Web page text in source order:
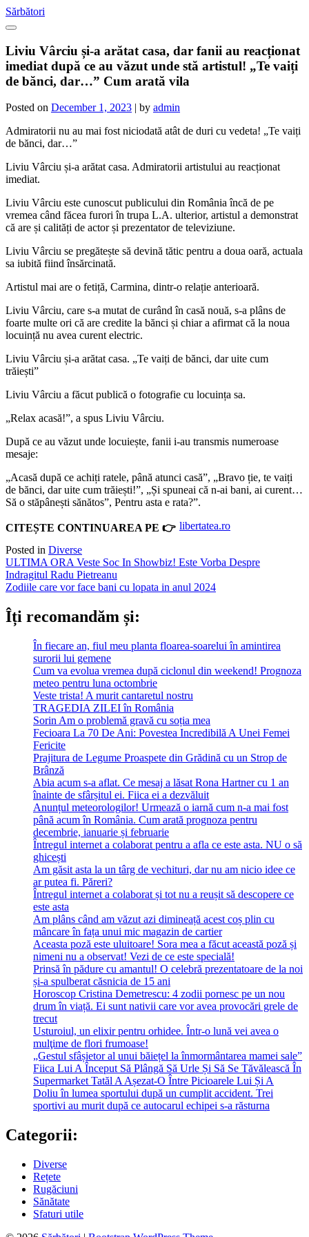
Skip
to
Sărbători
Liviu Vârciu și-a arătat casa, dar fanii au reacționat
imediat după ce au văzut unde stă artistul! „Te vaiți
de bănci, dar…” Cum arată vila
Posted on December 1, 2023 | by admin
Admiratorii nu au mai fost niciodată atât de duri cu vedeta! „Te vaiți
de bănci, dar…”
Liviu Vârciu și-a arătat casa. Admiratorii artistului au reacționat
imediat.
Liviu Vârciu este cunoscut publicului din România încă de pe
vremea când făcea furori în trupa L.A. ulterior, artistul a demonstrat
că are și calități de actor și prezentator de televiziune.
Liviu Vârciu se pregătește să devină tătic pentru a doua oară, actuala
sa iubită fiind însărcinată.
Artistul mai are o fetiță, Carmina, dintr-o relație anterioară.
Liviu Vârciu, care s-a mutat de curând în casă nouă, s-a plâns de
foarte multe ori că are credite la bănci și chiar a afirmat că la noua
locuință nu avea curent electric.
Liviu Vârciu și-a arătat casa. „Te vaiți de bănci, dar uite cum
trăiești”
Liviu Vârciu a făcut publică o fotografie cu locuința sa.
„Relax acasă!”, a spus Liviu Vârciu.
După ce au văzut unde locuiește, fanii i-au transmis numeroase
mesaje:
„Acasă după ce achiți ratele, până atunci casă”, „Bravo ție, te vaiți
de bănci, dar uite cum trăiești!”, „Și spuneai că n-ai bani, ai curent…
Să o stăpânești sănătos”, Pentru asta e rata?”.
CITEȘTE CONTINUAREA PE 👉 libertatea.ro
Posted in Diverse
Post
navigation
ULTIMA ORA Veste Soc In Showbiz! Este Vorba Despre
Indragitul Radu Pietreanu
Zodiile care vor face bani cu lopata in anul 2024
Îți recomandăm și:
În fiecare an, fiul meu planta floarea-soarelui în amintirea
surorii lui gemene
Cum va evolua vremea după ciclonul din weekend! Prognoza
meteo pentru luna octombrie
Veste trista! A murit cantaretul nostru
TRAGEDIA ZILEI în România
Sorin Am o problemă gravă cu soția mea
Fecioara La 70 De Ani: Povestea Incredibilă A Unei Femei
Fericite
Prajitura de Legume Proaspete din Grădină cu un Strop de
Brânză
Abia acum s-a aflat. Ce mesaj a lăsat Rona Hartner cu 1 an
înainte de sfârșitul ei. Fiica ei a dezvăluit
Anunțul meteorologilor! Urmează o iarnă cum n-a mai fost
până acum în România. Cum arată prognoza pentru
decembrie, ianuarie și februarie
Întregul internet a colaborat pentru a afla ce este asta. NU o să
ghicești
Am găsit asta la un târg de vechituri, dar nu am nicio idee ce
ar putea fi. Păreri?
Întregul internet a colaborat și tot nu a reușit să descopere ce
este asta
Am plâns când am văzut azi dimineață acest coș plin cu
mâncare în fața unui mic magazin de cartier
Aceasta poză este uluitoare! Sora mea a făcut această poză și
nimeni nu a observat! Vezi de ce este specială!
Prinsă în pădure cu amantul! O celebră prezentatoare de la noi
și-a spulberat căsnicia de 15 ani
Horoscop Cristina Demetrescu: 4 zodii pornesc pe un nou
drum în viață. Ei sunt nativii care vor avea provocări grele de
trecut
Usturoiul, un elixir pentru orhidee. Într-o lună vei avea o
mulţime de flori frumoase!
„Gestul sfâșietor al unui băiețel la înmormântarea mamei sale”
Fiica Lui A Început Să Plângă Să Urle Și Să Se Tăvălească În
Supermarket Tatăl A Așezat-O Între Picioarele Lui Și A
Doliu în lumea sportului după un cumplit accident. Trei
sportivi au murit după ce autocarul echipei s-a răsturna
Categorii:
Diverse
Rețete
Rugăciuni
Sănătate
Sfaturi utile